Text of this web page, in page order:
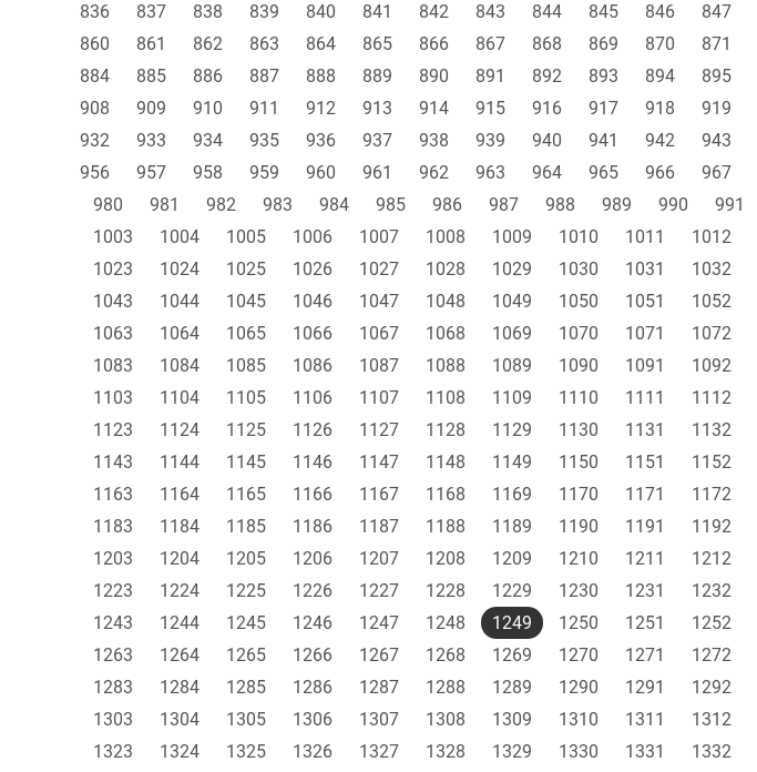
836
837 838 839 840 841 842 843 844 845 846 847
860
861 862 863 864 865 866 867 868 869 870 871
884
885 886 887 888 889 890 891 892 893 894 895
908
909 910 911 912 913 914 915 916 917 918 919
932
933 934 935 936 937 938 939 940 941 942 943
956
957 958 959 960 961 962 963 964 965 966 967
980
981 982 983 984 985 986 987 988 989 990 991
1003
1004 1005 1006 1007 1008 1009 1010 1011 1012
1023
1024 1025 1026 1027 1028 1029 1030 1031 1032
1043
1044 1045 1046 1047 1048 1049 1050 1051 1052
1063
1064 1065 1066 1067 1068 1069 1070 1071 1072
1083
1084 1085 1086 1087 1088 1089 1090 1091 1092
1103
1104 1105 1106 1107 1108 1109 1110 1111 1112
1123
1124 1125 1126 1127 1128 1129 1130 1131 1132
1143
1144 1145 1146 1147 1148 1149 1150 1151 1152
1163
1164 1165 1166 1167 1168 1169 1170 1171 1172
1183
1184 1185 1186 1187 1188 1189 1190 1191 1192
1203
1204 1205 1206 1207 1208 1209 1210 1211 1212
1223
1224 1225 1226 1227 1228 1229 1230 1231 1232
1243
1244 1245 1246 1247 1248 1249 1250 1251 1252
1263
1264 1265 1266 1267 1268 1269 1270 1271 1272
1283
1284 1285 1286 1287 1288 1289 1290 1291 1292
1303
1304 1305 1306 1307 1308 1309 1310 1311 1312
1323
1324 1325 1326 1327 1328 1329 1330 1331 1332